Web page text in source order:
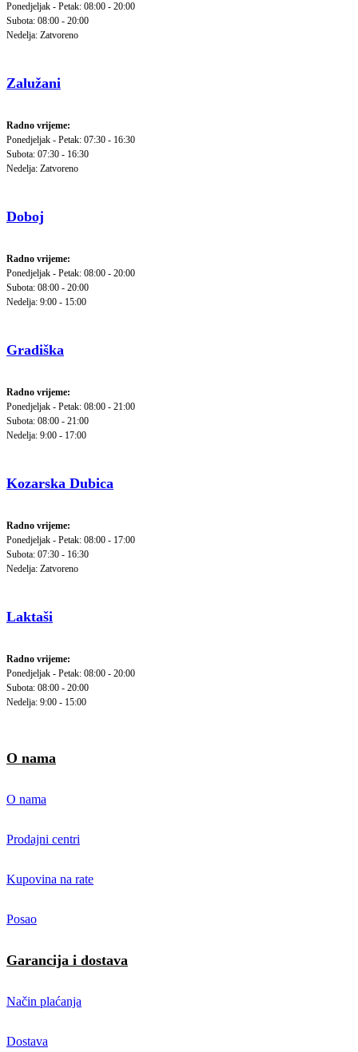
Ponedjeljak - Petak: 08:00 - 20:00
Subota: 08:00 - 20:00
Nedelja: Zatvoreno
Zalužani
Radno vrijeme:
Ponedjeljak - Petak: 07:30 - 16:30
Subota: 07:30 - 16:30
Nedelja: Zatvoreno
Doboj
Radno vrijeme:
Ponedjeljak - Petak: 08:00 - 20:00
Subota: 08:00 - 20:00
Nedelja: 9:00 - 15:00
Gradiška
Radno vrijeme:
Ponedjeljak - Petak: 08:00 - 21:00
Subota: 08:00 - 21:00
Nedelja: 9:00 - 17:00
Kozarska Dubica
Radno vrijeme:
Ponedjeljak - Petak: 08:00 - 17:00
Subota: 07:30 - 16:30
Nedelja: Zatvoreno
Laktaši
Radno vrijeme:
Ponedjeljak - Petak: 08:00 - 20:00
Subota: 08:00 - 20:00
Nedelja: 9:00 - 15:00
O nama
O nama
Prodajni centri
Kupovina na rate
Posao
Garancija i dostava
Način plaćanja
Dostava